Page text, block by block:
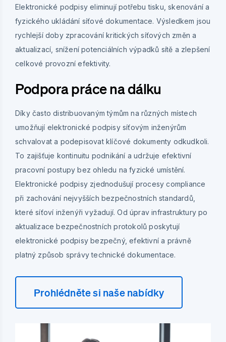
Elektronické podpisy eliminují potřebu tisku, skenování a
fyzického ukládání síťové dokumentace. Výsledkem jsou
rychlejší doby zpracování kritických síťových změn a
aktualizací, snížení potenciálních výpadků sítě a zlepšení
celkové provozní efektivity.
Podpora práce na dálku
Díky často distribuovaným týmům na různých místech
umožňují elektronické podpisy síťovým inženýrům
schvalovat a podepisovat klíčové dokumenty odkudkoli.
To zajišťuje kontinuitu podnikání a udržuje efektivní
pracovní postupy bez ohledu na fyzické umístění.
Elektronické podpisy zjednodušují procesy compliance
při zachování nejvyšších bezpečnostních standardů,
které síťoví inženýři vyžadují. Od úprav infrastruktury po
aktualizace bezpečnostních protokolů poskytují
elektronické podpisy bezpečný, efektivní a právně
platný způsob správy technické dokumentace.
Prohlédněte si naše nabídky